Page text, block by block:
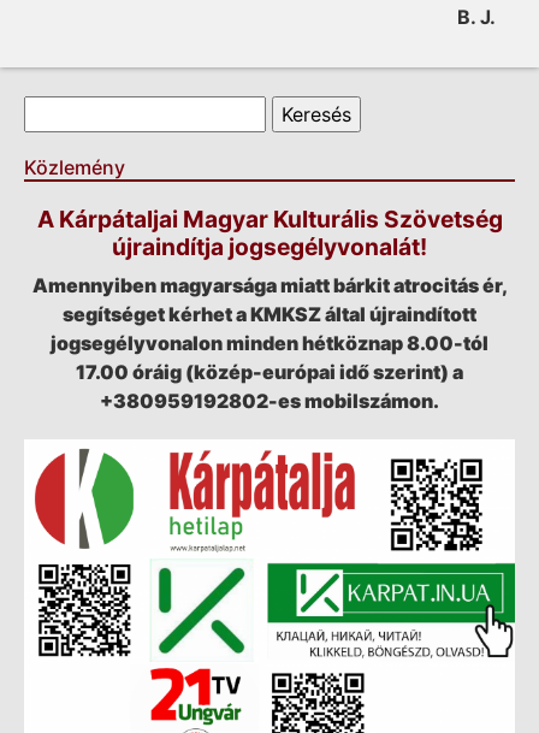
B. J.
Keresés űrlap
Közlemény
A Kárpátaljai Magyar Kulturális Szövetség
újraindítja jogsegélyvonalát!
Amennyiben magyarsága miatt bárkit atrocitás ér,
segítséget kérhet a KMKSZ által újraindított
jogsegélyvonalon minden hétköznap 8.00-tól
17.00 óráig (közép-európai idő szerint) a
+380959192802-es mobilszámon.